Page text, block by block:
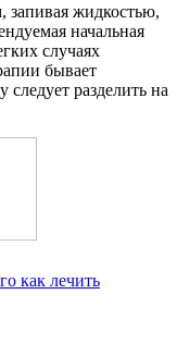
запивая жидкостью,
начальная
случаях
бывает
разделить на
как лечить